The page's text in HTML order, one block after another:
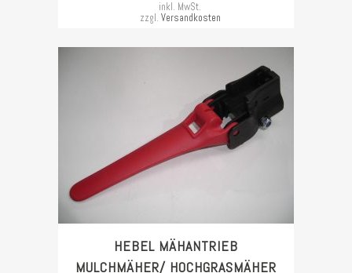
inkl. MwSt.
zzgl. Versandkosten
HEBEL MÄHANTRIEB
MULCHMÄHER/ HOCHGRASMÄHER